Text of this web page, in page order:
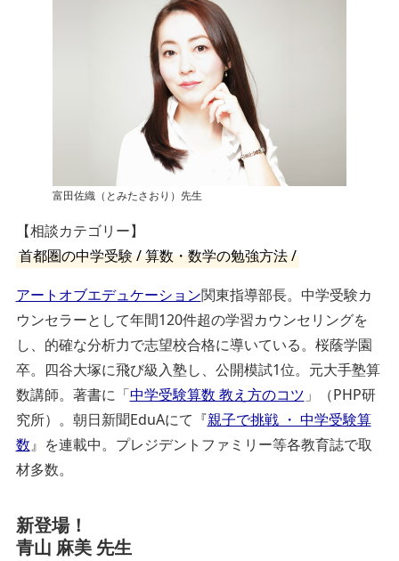
富田佐織（とみたさおり）先生
【相談カテゴリー】
首都圏の中学受験 / 算数・数学の勉強方法 /
アートオブエデュケーション関東指導部長。中学受験カ
ウンセラーとして年間120件超の学習カウンセリングを
し、的確な分析力で志望校合格に導いている。桜蔭学園
卒。四谷大塚に飛び級入塾し、公開模試1位。元大手塾算
数講師。著書に「中学受験算数 教え方のコツ 」（PHP研
究所）。朝日新聞EduAにて『親子で挑戦 ・ 中学受験算
数』を連載中。プレジデントファミリー等各教育誌で取
材多数。
新登場！
青山 麻美 先生